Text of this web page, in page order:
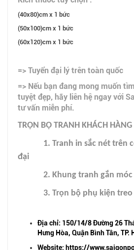
(40x80)cm x 1 bức
(50x100)cm x 1 bức
(60x120)cm x 1 bức
=> Tuyển đại lý trên toàn quốc
=> Nếu bạn đang mong muốn
tuyệt đẹp, hãy liên hệ ngay với
tư vấn miễn phí.
TRỌN BỘ TRANH KHÁCH
1. Tranh in sắc nét trên
đại
2. Khung tranh gắn móc
3. Trọn bộ phụ kiện
Địa chỉ: 150/14/8 Đường 26
Hưng Hòa, Quận Bình Tân, TP.
Website: https://